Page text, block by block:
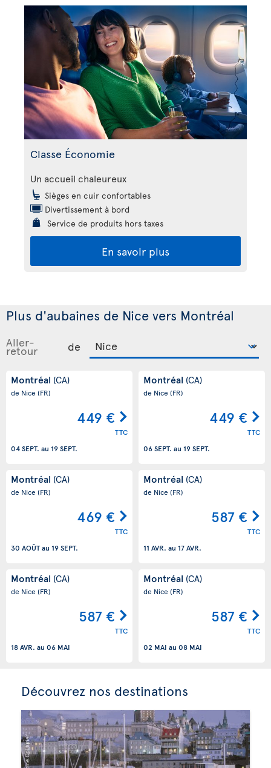
Classe Économie
Un accueil chaleureux
Sièges en cuir confortables
Divertissement à bord
Service de produits hors taxes
En savoir plus
Plus d'aubaines de Nice vers Montréal
Aller-
retour de
Montréal (CA)
de Nice (FR)
449 €
TTC
04 SEPT. au 19 SEPT.
Montréal (CA)
de Nice (FR)
449 €
TTC
06 SEPT. au 19 SEPT.
Montréal (CA)
de Nice (FR)
469 €
TTC
30 AOÛTau 19 SEPT.
Montréal (CA)
de Nice (FR)
587 €
TTC
11 AVR. au 17 AVR.
Montréal (CA)
de Nice (FR)
587 €
TTC
18 AVR. au 06 MAI
Montréal (CA)
de Nice (FR)
587 €
TTC
02 MAI au 08 MAI
Découvrez nos destinations